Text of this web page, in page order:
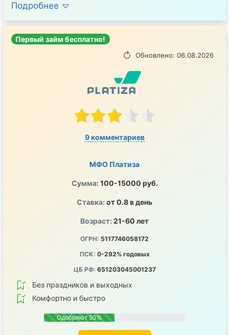
Подробнее
Первый займ бесплатно!
Обновлено: 06.08.2026
9 комментариев
МФО Платиза
Сумма: 100-15000 руб.
Ставка: от 0.8 в день
Возраст: 21-60 лет
ОГРН: 5117746058172
ПСК: 0-292% годовых
ЦБ РФ: 651203045001237
Без праздников и выходных
Комфортно и быстро
Одобряют 50%